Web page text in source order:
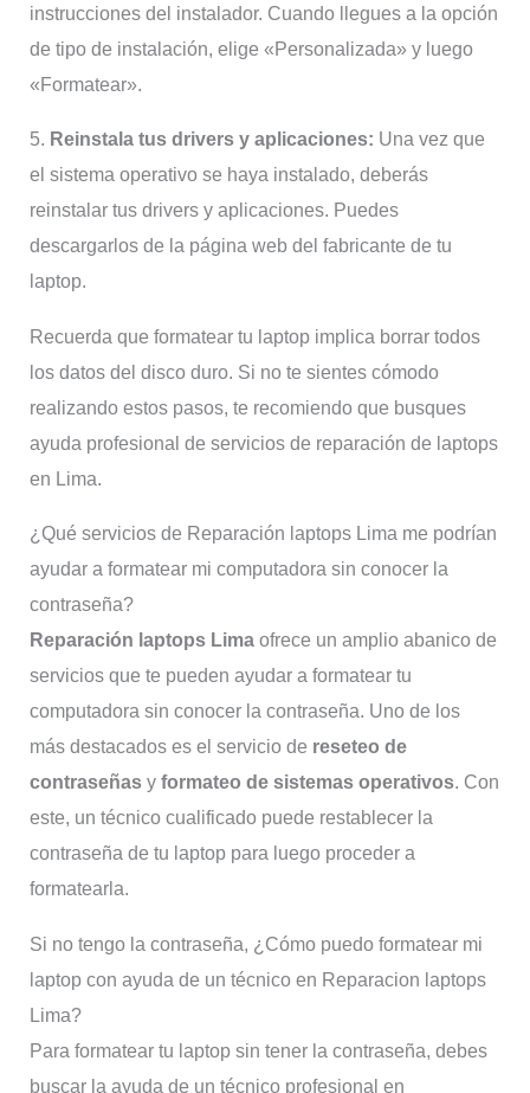
instrucciones del instalador. Cuando llegues a la opción
de tipo de instalación, elige «Personalizada» y luego
«Formatear».
5. Reinstala tus drivers y aplicaciones: Una vez que
el sistema operativo se haya instalado, deberás
reinstalar tus drivers y aplicaciones. Puedes
descargarlos de la página web del fabricante de tu
laptop.
Recuerda que formatear tu laptop implica borrar todos
los datos del disco duro. Si no te sientes cómodo
realizando estos pasos, te recomiendo que busques
ayuda profesional de servicios de reparación de laptops
en Lima.
¿Qué servicios de Reparación laptops Lima me podrían
ayudar a formatear mi computadora sin conocer la
contraseña?
Reparación laptops Lima ofrece un amplio abanico de
servicios que te pueden ayudar a formatear tu
computadora sin conocer la contraseña. Uno de los
más destacados es el servicio de reseteo de
contraseñas yformateo de sistemas operativos. Con
este, un técnico cualificado puede restablecer la
contraseña de tu laptop para luego proceder a
formatearla.
Si no tengo la contraseña, ¿Cómo puedo formatear mi
laptop con ayuda de un técnico en Reparacion laptops
Lima?
Para formatear tu laptop sin tener la contraseña, debes
buscar la ayuda de un técnico profesional en